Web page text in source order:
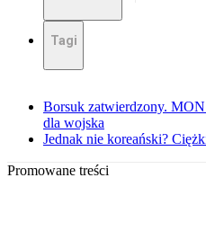
Tagi
Borsuk zatwierdzony.
dla wojska
Jednak nie koreański?
Promowane treści